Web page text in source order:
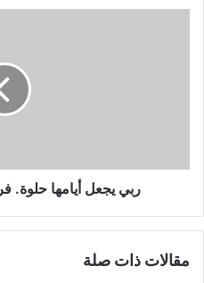
ربي يجعل أيامها حلوة.
مقالات ذات صلة